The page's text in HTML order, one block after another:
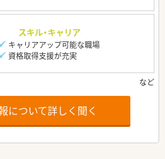
スキル・キャリア
キャリアアップ可能な職場
資格取得支援が充実
について詳しく聞く